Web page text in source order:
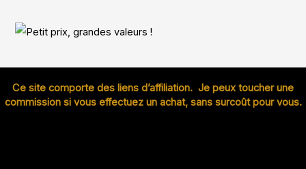
Ce site comporte des liens d’affiliation. Je peux toucher une
commission si vous effectuez un achat, sans surcoût pour vous.